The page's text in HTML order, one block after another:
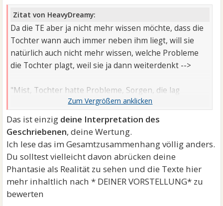
Zitat von HeavyDreamy:
Da die TE aber ja nicht mehr wissen möchte, dass die
Tochter wann auch immer neben ihm liegt, will sie
natürlich auch nicht mehr wissen, welche Probleme
die Tochter plagt, weil sie ja dann weiterdenkt -->
"Mist, Tochter hatte Probleme, Sorgen, die lag
bestimmt wieder neben ihm. Ich wills einfach nicht
wissen."
Das ist einzig deine Interpretation des
Geschriebenen, deine Wertung.
Ich lese das im Gesamtzusammenhang völlig anders.
Du solltest vielleicht davon abrücken deine
Phantasie als Realität zu sehen und die Texte hier
mehr inhaltlich nach * DEINER VORSTELLUNG* zu
bewerten